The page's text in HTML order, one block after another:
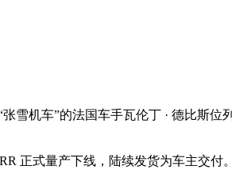
雪机车”的法国车手瓦伦丁 · 德比斯位
正式量产下线，陆续发货为车主交付